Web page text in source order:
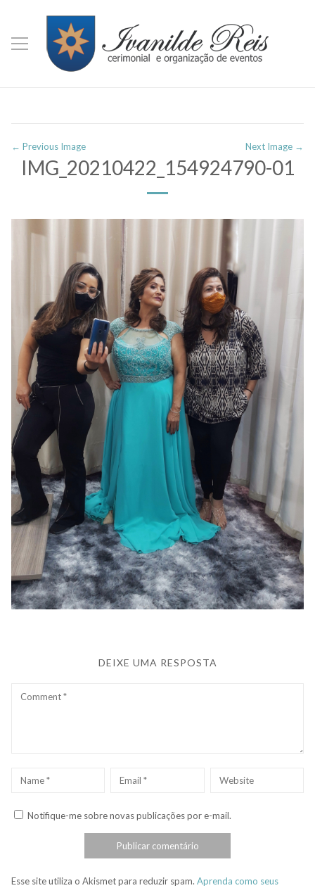
← Previous Image Next Image →
IMG_20210422_154924790-01
DEIXE UMA RESPOSTA
Comment
Name Email Website
Notifique-me sobre novas publicações por e-mail.
Esse site utiliza o Akismet para reduzir spam. Aprenda como seus